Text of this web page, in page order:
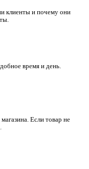
клиенты и почему они
время и день.
Если товар не